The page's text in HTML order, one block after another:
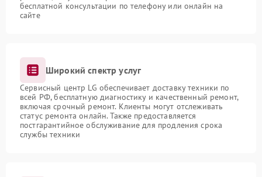
бесплатной консультации по телефону или онлайн на
сайте
Широкий спектр услуг
Сервисный центр LG обеспечивает доставку техники по
всей РФ, бесплатную диагностику и качественный ремонт,
включая срочный ремонт. Клиенты могут отслеживать
статус ремонта онлайн. Также предоставляется
постгарантийное обслуживание для продления срока
службы техники